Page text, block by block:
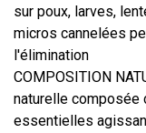
sur poux, larves,
micros cannelées
l'élimination
COMPOSITION
naturelle composée
essentielles